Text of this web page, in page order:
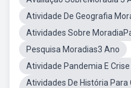
Atividade De Geografia
Atividades Sobre
Pesquisa Moradias3 Ano
Atividade Pandemia E
Atividades De História Para